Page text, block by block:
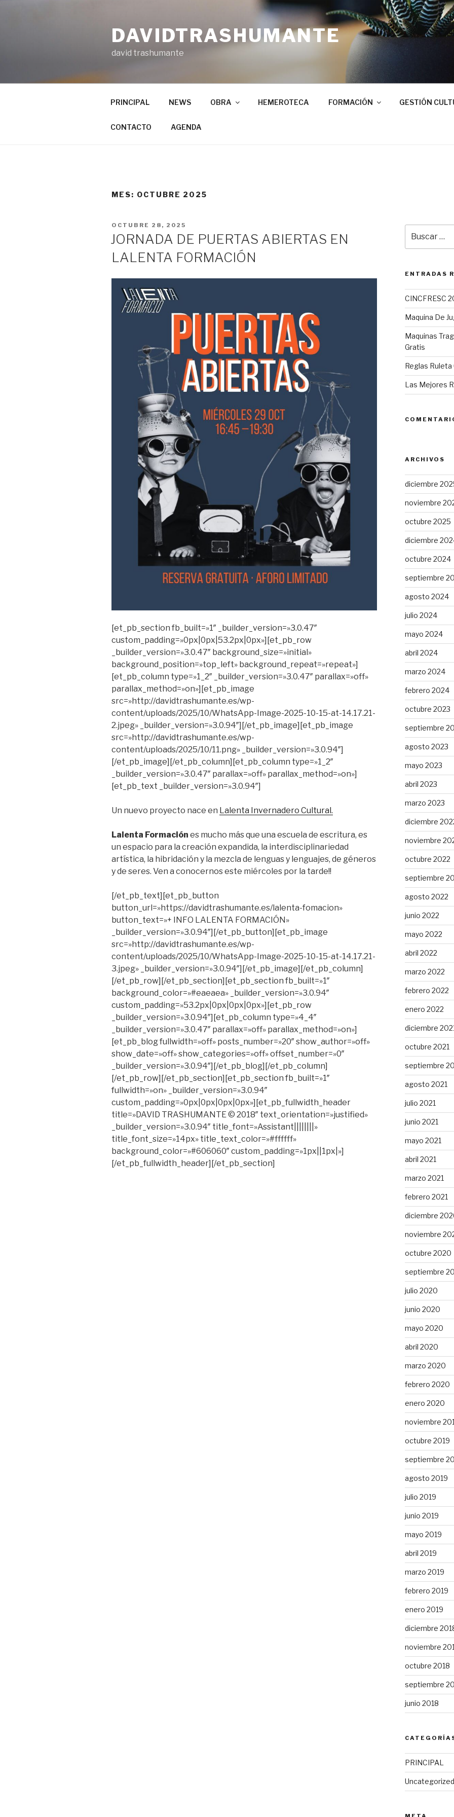
DAVIDTRASHUMANTE
david trashumante
PRINCIPAL NEWS OBRA HEMEROTECA FORMACIÓN GESTIÓN
CONTACTO AGENDA
MES: OCTUBRE 2025
PUBLICADO
EN
OCTUBRE 28, 2025
JORNADA DE PUERTAS ABIERTAS EN
LALENTA FORMACIÓN
[et_pb_section fb_built=»1″ _builder_version=»3.0.47″
custom_padding=»0px|0px|53.2px|0px»][et_pb_row
_builder_version=»3.0.47″ background_size=»initial»
background_position=»top_left» background_repeat=»repeat»]
[et_pb_column type=»1_2″ _builder_version=»3.0.47″ parallax=»off»
parallax_method=»on»][et_pb_image
src=»http://davidtrashumante.es/wp-
content/uploads/2025/10/WhatsApp-Image-2025-10-15-at-14.17.21-
2.jpeg» _builder_version=»3.0.94″][/et_pb_image][et_pb_image
src=»http://davidtrashumante.es/wp-
content/uploads/2025/10/11.png» _builder_version=»3.0.94″]
[/et_pb_image][/et_pb_column][et_pb_column type=»1_2″
_builder_version=»3.0.47″ parallax=»off» parallax_method=»on»]
[et_pb_text _builder_version=»3.0.94″]
Un nuevo proyecto nace en Lalenta Invernadero Cultural.
Lalenta Formación es mucho más que una escuela de escritura, es
un espacio para la creación expandida, la interdisciplinariedad
artística, la hibridación y la mezcla de lenguas y lenguajes, de géneros
y de seres. Ven a conocernos este miércoles por la tarde!!
[/et_pb_text][et_pb_button
button_url=»https://davidtrashumante.es/lalenta-fomacion»
button_text=»+ INFO LALENTA FORMACIÓN»
_builder_version=»3.0.94″][/et_pb_button][et_pb_image
src=»http://davidtrashumante.es/wp-
content/uploads/2025/10/WhatsApp-Image-2025-10-15-at-14.17.21-
3.jpeg» _builder_version=»3.0.94″][/et_pb_image][/et_pb_column]
[/et_pb_row][/et_pb_section][et_pb_section fb_built=»1″
background_color=»#eaeaea» _builder_version=»3.0.94″
custom_padding=»53.2px|0px|0px|0px»][et_pb_row
_builder_version=»3.0.94″][et_pb_column type=»4_4″
_builder_version=»3.0.47″ parallax=»off» parallax_method=»on»]
[et_pb_blog fullwidth=»off» posts_number=»20″ show_author=»off»
show_date=»off» show_categories=»off» offset_number=»0″
_builder_version=»3.0.94″][/et_pb_blog][/et_pb_column]
[/et_pb_row][/et_pb_section][et_pb_section fb_built=»1″
fullwidth=»on» _builder_version=»3.0.94″
custom_padding=»0px|0px|0px|0px»][et_pb_fullwidth_header
title=»DAVID TRASHUMANTE © 2018″ text_orientation=»justified»
_builder_version=»3.0.94″ title_font=»Assistant||||||||»
title_font_size=»14px» title_text_color=»#ffffff»
background_color=»#606060″ custom_padding=»1px||1px|»]
[/et_pb_fullwidth_header][/et_pb_section]
por:
ENTRADAS
CINCFRESC
Maquina De
Maquinas
Gratis
Reglas Ruleta
Las Mejores
ARCHIVOS
diciembre
noviembre
octubre 2025
diciembre
octubre 2024
septiembre
agosto 2024
julio 2024
mayo 2024
abril 2024
marzo 2024
febrero 2024
octubre 2023
septiembre
agosto 2023
mayo 2023
abril 2023
marzo 2023
diciembre
noviembre
octubre 2022
septiembre
agosto 2022
junio 2022
mayo 2022
abril 2022
marzo 2022
febrero 2022
enero 2022
diciembre
octubre 2021
septiembre
agosto 2021
julio 2021
junio 2021
mayo 2021
abril 2021
marzo 2021
febrero 2021
diciembre
noviembre
octubre 2020
septiembre
julio 2020
junio 2020
mayo 2020
abril 2020
marzo 2020
febrero 2020
enero 2020
noviembre
octubre 2019
septiembre
agosto 2019
julio 2019
junio 2019
mayo 2019
abril 2019
marzo 2019
febrero 2019
enero 2019
diciembre
noviembre
octubre 2018
septiembre
junio 2018
PRINCIPAL
Uncategorized